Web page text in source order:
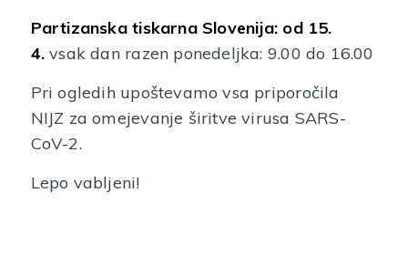
Partizanska tiskarna Slovenija: od 15.
4. vsak dan razen ponedeljka: 9.00 do 16.00
Pri ogledih upoštevamo vsa priporočila
NIJZ za omejevanje širitve virusa SARS-
CoV-2.
Lepo vabljeni!